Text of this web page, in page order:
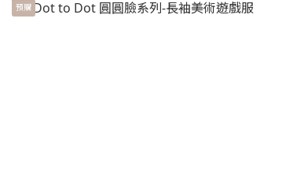
預購